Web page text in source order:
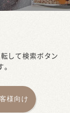
して検索ボタン
様向け